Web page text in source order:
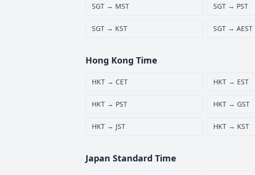
SGT → MST SGT → PST
SGT → KST SGT → AEST
Hong Kong Time
HKT → CET HKT → EST
HKT → PST HKT → GST
HKT → JST HKT → KST
Japan Standard Time